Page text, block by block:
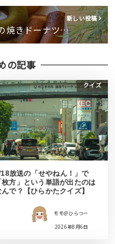
新しい投稿
焼きドーナツ…
の記事
クイズ
放送の「せやねん！」で
枚方」という単語が出たのは
んで？【ひらかたクイズ】
モモ＠ひらつー
2026年8月6日